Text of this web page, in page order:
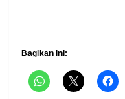
Bagikan ini: